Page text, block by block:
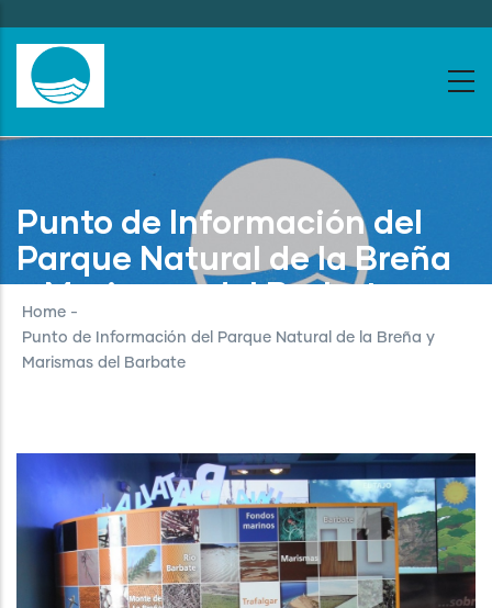
to
main
content
Punto de Información del
Parque Natural de la Breña
y Marismas del Barbate
Home -
Punto de Información del Parque Natural de la Breña y
Marismas del Barbate